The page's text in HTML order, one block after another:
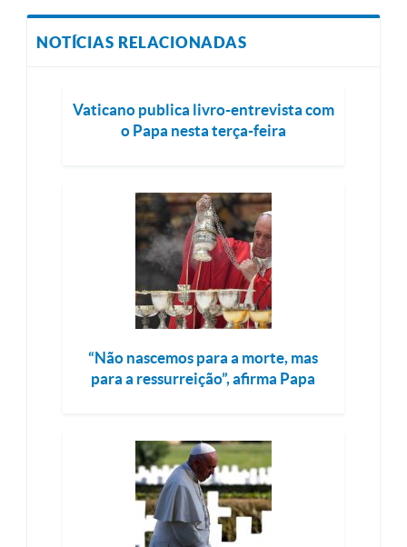
NOTÍCIAS RELACIONADAS
Vaticano publica livro-entrevista com
o Papa nesta terça-feira
“Não nascemos para a morte, mas
para a ressurreição”, afirma Papa